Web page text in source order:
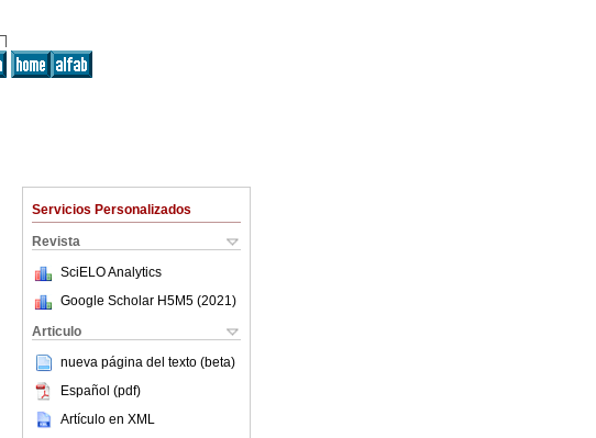
Servicios Personalizados
Revista
SciELO Analytics
Google Scholar H5M5 (2021 )
Articulo
nueva página del texto (beta)
Español (pdf)
Artículo en XML